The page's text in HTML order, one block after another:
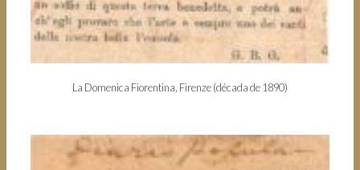
La Domenica Fiorentina, Firenze (década de 1890)